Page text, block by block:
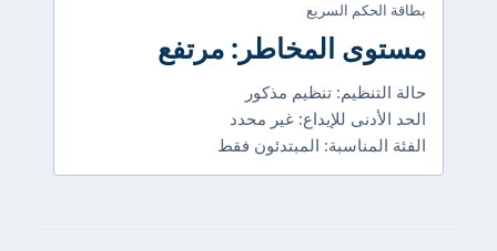
بطاقة الحكم السريع
مستوى المخاطر: مرتفع
حالة التنظيم: تنظيم مذكور
الحد الأدنى للإيداع: غير محدد
الفئة المناسبة: المبتدئون فقط